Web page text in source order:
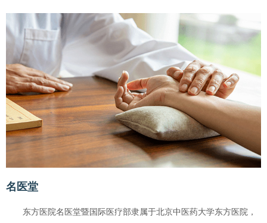
名医堂
东方医院名医堂暨国际医疗部隶属于北京中医药大学东方医院，